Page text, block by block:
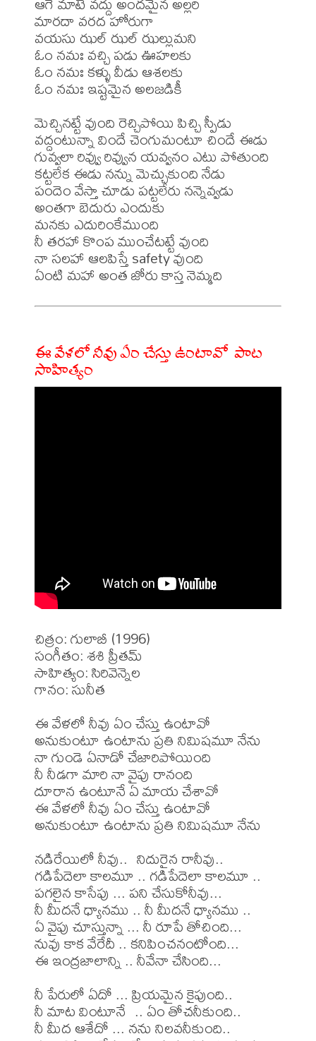
మారదా వరద హోరుగా
వయసు ఝల్ ఝల్ ఝల్లుమని
ఓం నమః వచ్చి పడు ఊహలకు
ఓం నమః కళ్ళు వీడు ఆశలకు
ఓం నమః ఇష్టమైన అలజడికీ
మెచ్చినట్టే వుంది రెచ్చిపోయి పిచ్చి స్పీడు
వద్దంటున్నా విందే చెంగుమంటూ చిందే ఈడు
గువ్వలా రివ్వు రివ్వున యవ్వనం ఎటు పోతుంది
కట్టలేక ఈడు నన్ను మెచ్చుకుంది నేడు
పందెం వేస్తా చూడు పట్టలేరు నన్నెవ్వడు
అంతగా బెదురు ఎందుకు
మనకు ఎదురింకేముంది
నీ తరహా కొంప ముంచేటట్టే వుంది
నా సలహా ఆలపిస్తే safety వుంది
ఈ వేళలో నీవు ఏం చేస్తు ఉంటావో పాట
సాహిత్యం
చిత్రం: గులాబీ (1996)
సంగీతం: శశి ప్రీతమ్
సాహిత్యం: సిరివెన్నెల
గానం: సునీత
ఈ వేళలో నీవు ఏం చేస్తు ఉంటావో
అనుకుంటూ ఉంటాను ప్రతి నిమిషమూ నేను
నా గుండె ఏనాడో చేజారిపోయింది
నీ నీడగా మారి నా వైపు రానంది
దూరాన ఉంటూనే ఏ మాయ చేశావో
ఈ వేళలో నీవు ఏం చేస్తు ఉంటావో
అనుకుంటూ ఉంటాను ప్రతి నిమిషమూ నేను
నడిరేయిలో నీవు..  నిదురైన రానీవు..
గడిపేదెలా కాలమూ .. గడిపేదెలా కాలమూ ..
పగలైన కాసేపు ... పని చేసుకోనీవు...
నీ మీదనే ధ్యానము .. నీ మీదనే ధ్యానము ..
ఏ వైపు చూస్తున్నా ... నీ రూపే తోచింది...
నువు కాక వేరేదీ .. కనిపించనంటోంది...
ఈ ఇంద్రజాలాన్ని .. నీవేనా చేసింది...
నీ పేరులో ఏదో ... ప్రియమైన కైపుంది..
నీ మాట వింటూనే  .. ఏం తోచనీకుంది..
నీ మీద ఆశేదో ... నను నిలవనీకుంది..